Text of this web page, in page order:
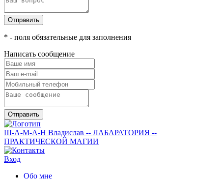
Отправить
* - поля обязательные для заполнения
Написать сообщение
Отправить
Ш-А-М-А-Н Владислав -- ЛАБАРАТОРИЯ --
ПРАКТИЧЕСКОЙ МАГИИ
Вход
Обо мне